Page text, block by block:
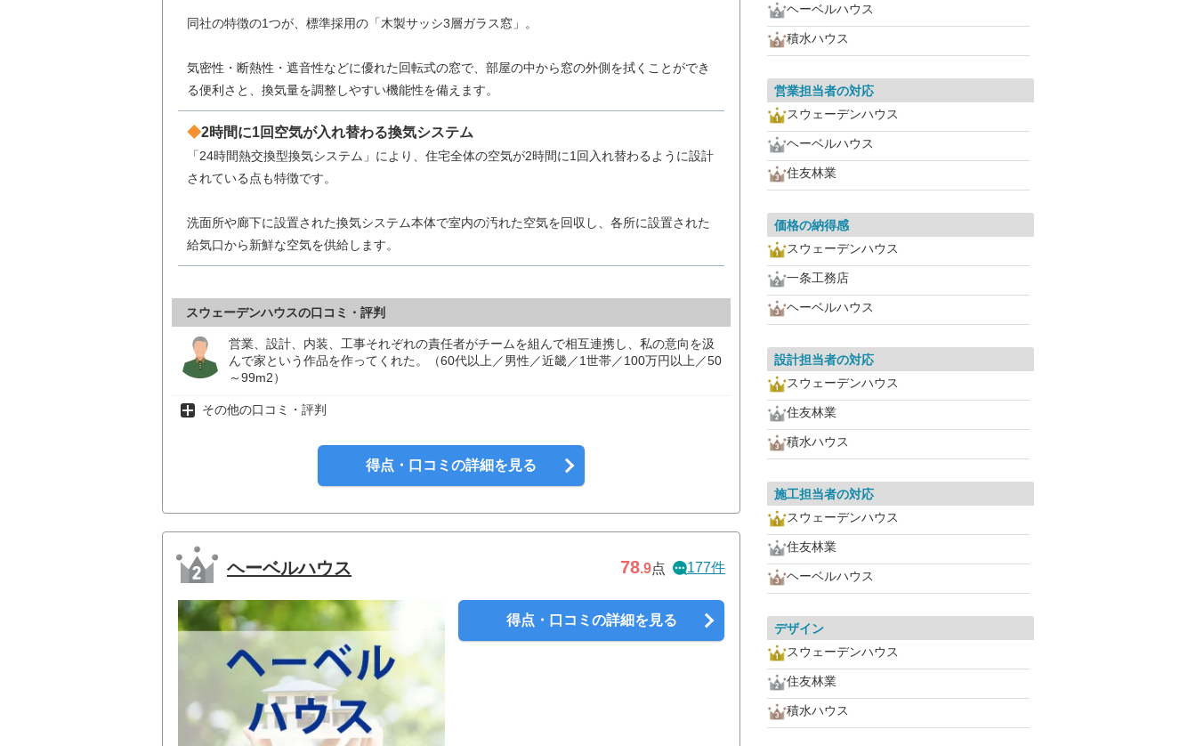
同社の特徴の1つが、標準採用の「木製サッシ3層ガラス窓」。
気密性・断熱性・遮音性などに優れた回転式の窓で、部屋の中から窓の外側を拭くことができ
る便利さと、換気量を調整しやすい機能性を備えます。
2時間に1回空気が入れ替わる換気システム
「24時間熱交換型換気システム」により、住宅全体の空気が2時間に1回入れ替わるように設計
されている点も特徴です。
洗面所や廊下に設置された換気システム本体で室内の汚れた空気を回収し、各所に設置された
給気口から新鮮な空気を供給します。
スウェーデンハウスの口コミ・評判
営業、設計、内装、工事それぞれの責任者がチームを組んで相互連携し、私の意向を汲
んで家という作品を作ってくれた。（60代以上／男性／近畿／1世帯／100万円以上／50
～99m2）
その他の口コミ・評判
得点・口コミの詳細を見る
ヘーベルハウス 78.9点 177件
得点・口コミの詳細を見る
ヘーベルハウス
積水ハウス
営業担当者の対応
スウェーデンハウス
ヘーベルハウス
住友林業
価格の納得感
スウェーデンハウス
一条工務店
ヘーベルハウス
設計担当者の対応
スウェーデンハウス
住友林業
積水ハウス
施工担当者の対応
スウェーデンハウス
住友林業
ヘーベルハウス
デザイン
スウェーデンハウス
住友林業
積水ハウス